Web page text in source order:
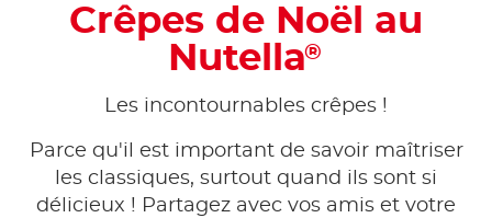
Crêpes de Noël au
Nutella®
Les incontournables crêpes !
Parce qu'il est important de savoir maîtriser
les classiques, surtout quand ils sont si
délicieux ! Partagez avec vos amis et votre